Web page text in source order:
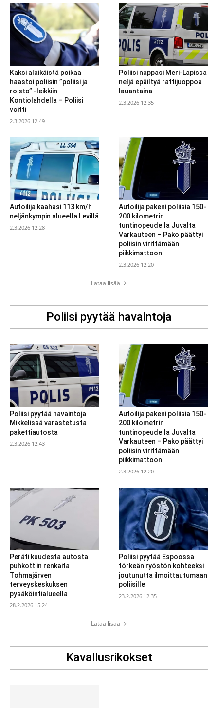
Kaksi alaikäistä poikaa
haastoi poliisin ”poliisi ja
roisto” -leikkiin
Kontiolahdella – Poliisi
voitti
2.3.2026 12.49
Poliisi nappasi Meri-Lapissa
neljä epäiltyä rattijuoppoa
lauantaina
2.3.2026 12.35
Autoilija kaahasi 113 km/h
neljänkympin alueella Levillä
2.3.2026 12.28
Autoilija pakeni poliisia 150-
200 kilometrin
tuntinopeudella Juvalta
Varkauteen – Pako päättyi
poliisin virittämään
piikkimattoon
2.3.2026 12.20
Lataa lisää
Poliisi pyytää havaintoja
Poliisi pyytää havaintoja
Mikkelissä varastetusta
pakettiautosta
2.3.2026 12.43
Autoilija pakeni poliisia 150-
200 kilometrin
tuntinopeudella Juvalta
Varkauteen – Pako päättyi
poliisin virittämään
piikkimattoon
2.3.2026 12.20
Peräti kuudesta autosta
puhkottiin renkaita
Tohmajärven
terveyskeskuksen
pysäköintialueella
28.2.2026 15.24
Poliisi pyytää Espoossa
törkeän ryöstön kohteeksi
joutunutta ilmoittautumaan
poliisille
23.2.2026 12.35
Lataa lisää
Kavallusrikokset